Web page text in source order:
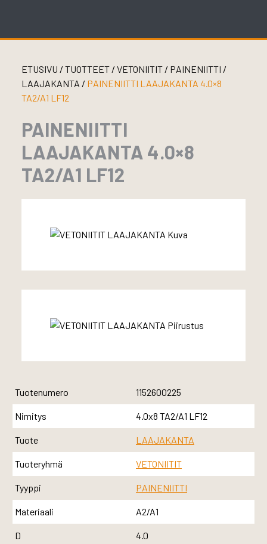
ETUSIVU / TUOTTEET/ VETONIITIT / PAINENIITTI /
LAAJAKANTA / PAINENIITTI LAAJAKANTA 4.0×8
TA2/A1 LF12
PAINENIITTI
LAAJAKANTA 4.0×8
TA2/A1 LF12
Tuotenumero 1152600225
Nimitys 4.0x8 TA2/A1 LF12
Tuote LAAJAKANTA
Tuoteryhmä VETONIITIT
Tyyppi PAINENIITTI
Materiaali A2/A1
D 4.0